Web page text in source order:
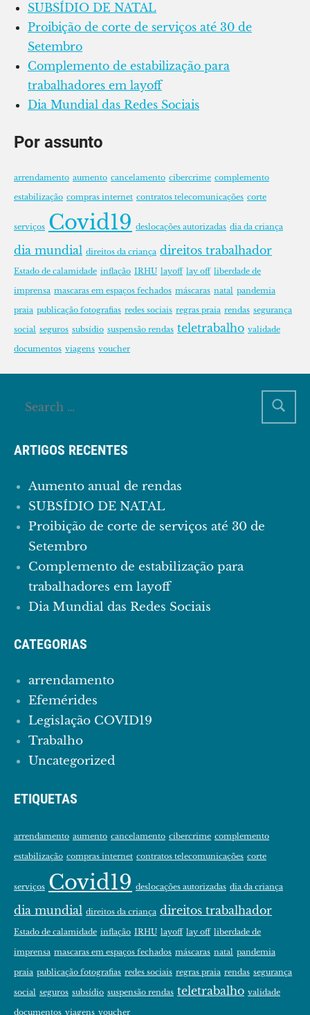
SUBSÍDIO DE NATAL
Proibição de corte de serviços até 30 de
Setembro
Complemento de estabilização para
trabalhadores em layoff
Dia Mundial das Redes Sociais
Por assunto
arrendamento aumento cancelamento cibercrime complemento
estabilização compras internet contratos telecomunicações corte
serviços Covid19 deslocações autorizadas dia da criança
dia mundial direitos da criança direitos trabalhador
Estado de calamidade inflação IRHU layoff lay off liberdade de
imprensa mascaras em espaços fechados máscaras natal pandemia
praia publicação fotografias redes sociais regras praia rendas segurança
social seguros subsídio suspensão rendas teletrabalho validade
documentos viagens voucher
ARTIGOS RECENTES
Aumento anual de rendas
SUBSÍDIO DE NATAL
Proibição de corte de serviços até 30 de
Setembro
Complemento de estabilização para
trabalhadores em layoff
Dia Mundial das Redes Sociais
CATEGORIAS
arrendamento
Efemérides
Legislação COVID19
Trabalho
Uncategorized
ETIQUETAS
arrendamento aumento cancelamento cibercrime complemento
estabilização compras internet contratos telecomunicações corte
serviços Covid19 deslocações autorizadas dia da criança
dia mundial direitos da criança direitos trabalhador
Estado de calamidade inflação IRHU layoff lay off liberdade de
imprensa mascaras em espaços fechados máscaras natal pandemia
praia publicação fotografias redes sociais regras praia rendas segurança
social seguros subsídio suspensão rendas teletrabalho validade
documentos viagens voucher